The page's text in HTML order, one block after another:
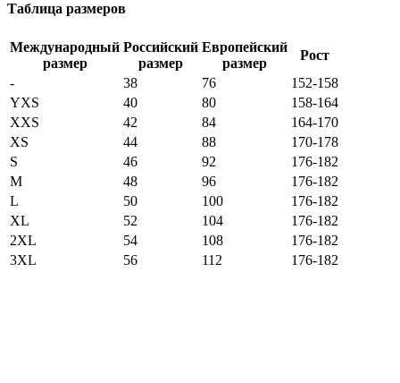
Таблица размеров
Международный
размер
Российский
размер
Европейский
размер
Рост
-
38 76
152-158
YXS
40 80
158-164
XXS
42 84
164-170
XS
44 88
170-178
S
46 92
176-182
M
48 96
176-182
L
50 100
176-182
XL
52 104
176-182
2XL
54 108
176-182
3XL
56 112 176-182